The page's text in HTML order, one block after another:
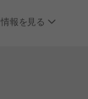
情報を見る